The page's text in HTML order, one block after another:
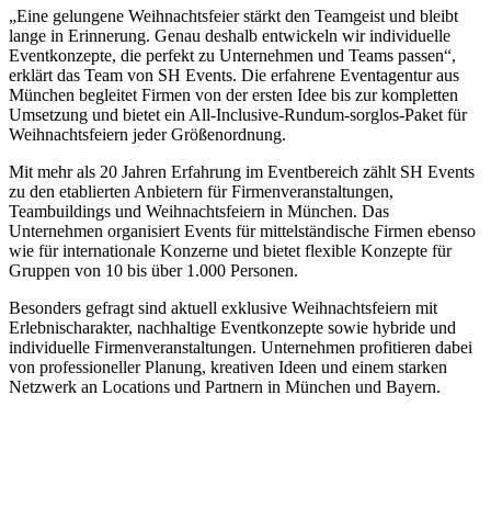
„Eine gelungene Weihnachtsfeier stärkt den Teamgeist und bleibt
lange in Erinnerung. Genau deshalb entwickeln wir individuelle
Eventkonzepte, die perfekt zu Unternehmen und Teams passen“,
erklärt das Team von SH Events. Die erfahrene Eventagentur aus
München begleitet Firmen von der ersten Idee bis zur kompletten
Umsetzung und bietet ein All-Inclusive-Rundum-sorglos-Paket für
Weihnachtsfeiern jeder Größenordnung.
Mit mehr als 20 Jahren Erfahrung im Eventbereich zählt SH Events
zu den etablierten Anbietern für Firmenveranstaltungen,
Teambuildings und Weihnachtsfeiern in München. Das
Unternehmen organisiert Events für mittelständische Firmen ebenso
wie für internationale Konzerne und bietet flexible Konzepte für
Gruppen von 10 bis über 1.000 Personen.
Besonders gefragt sind aktuell exklusive Weihnachtsfeiern mit
Erlebnischarakter, nachhaltige Eventkonzepte sowie hybride und
individuelle Firmenveranstaltungen. Unternehmen profitieren dabei
von professioneller Planung, kreativen Ideen und einem starken
Netzwerk an Locations und Partnern in München und Bayern.